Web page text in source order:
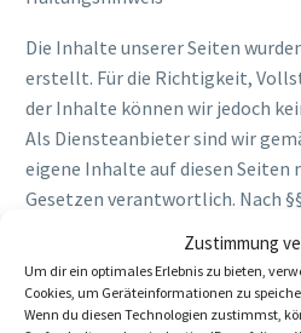
Zustimmung
Um dir ein optimales Erlebnis zu bieten,
Cookies, um Geräteinformationen zu
Wenn du diesen Technologien zustimmst,
Die Inhalte unserer Seiten
erstellt. Für die Richtigkeit,
der Inhalte können wir jedoch
Als Diensteanbieter sind wir
eigene Inhalte auf diesen Seiten
Gesetzen verantwortlich. Nach
oder gespeicherte fremde
oder nach Umständen zu
rechtswidrige Tätigkeit